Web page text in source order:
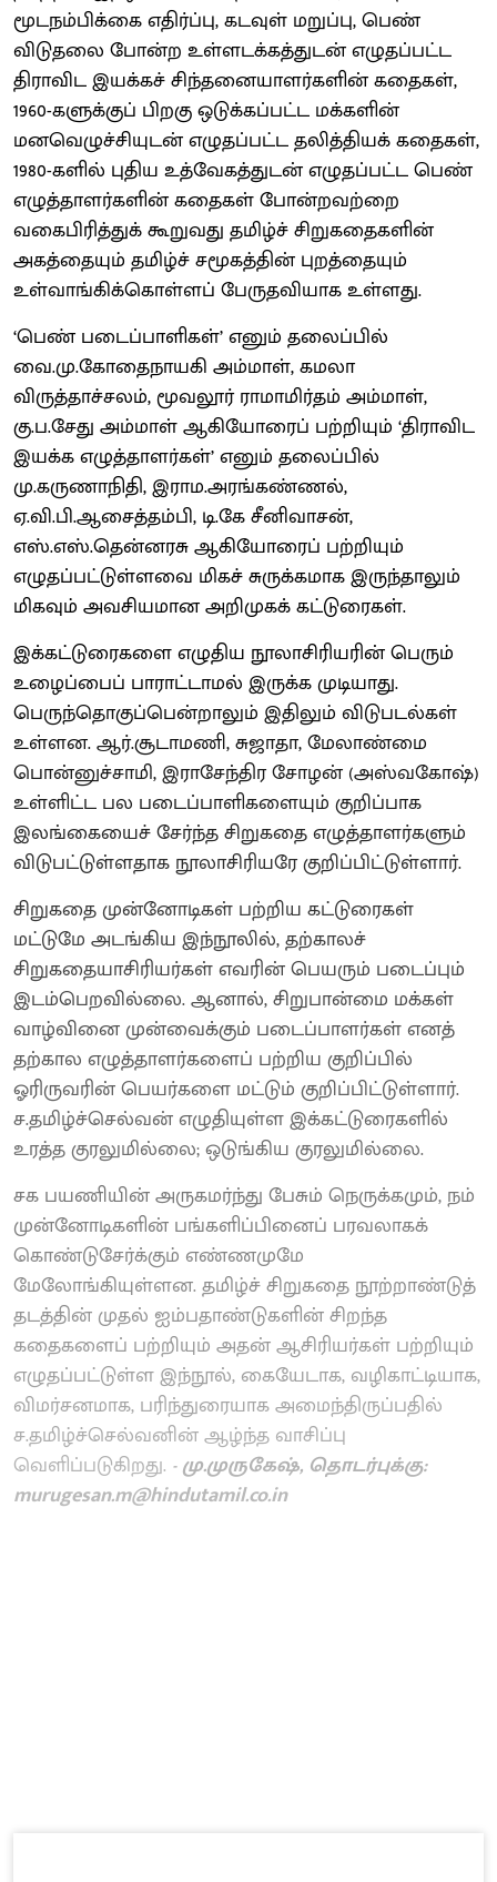
மூடநம்பிக்கை எதிர்ப்பு, கடவுள் மறுப்பு, பெண்
விடுதலை போன்ற உள்ளடக்கத்துடன் எழுதப்பட்ட
திராவிட இயக்கச் சிந்தனையாளர்களின் கதைகள்,
1960-களுக்குப் பிறகு ஒடுக்கப்பட்ட மக்களின்
மனவெழுச்சியுடன் எழுதப்பட்ட தலித்தியக் கதைகள்,
1980-களில் புதிய உத்வேகத்துடன் எழுதப்பட்ட பெண்
எழுத்தாளர்களின் கதைகள் போன்றவற்றை
வகைபிரித்துக் கூறுவது தமிழ்ச் சிறுகதைகளின்
அகத்தையும் தமிழ்ச் சமூகத்தின் புறத்தையும்
உள்வாங்கிக்கொள்ளப் பேருதவியாக உள்ளது.
‘பெண் படைப்பாளிகள்’ எனும் தலைப்பில்
வை.மு.கோதைநாயகி அம்மாள், கமலா
விருத்தாச்சலம், மூவலூர் ராமாமிர்தம் அம்மாள்,
கு.ப.சேது அம்மாள் ஆகியோரைப் பற்றியும் ‘திராவிட
இயக்க எழுத்தாளர்கள்’ எனும் தலைப்பில்
மு.கருணாநிதி, இராம.அரங்கண்ணல்,
ஏ.வி.பி.ஆசைத்தம்பி, டி.கே சீனிவாசன்,
எஸ்.எஸ்.தென்னரசு ஆகியோரைப் பற்றியும்
எழுதப்பட்டுள்ளவை மிகச் சுருக்கமாக இருந்தாலும்
மிகவும் அவசியமான அறிமுகக் கட்டுரைகள்.
இக்கட்டுரைகளை எழுதிய நூலாசிரியரின் பெரும்
உழைப்பைப் பாராட்டாமல் இருக்க முடியாது.
பெருந்தொகுப்பென்றாலும் இதிலும் விடுபடல்கள்
உள்ளன. ஆர்.சூடாமணி, சுஜாதா, மேலாண்மை
பொன்னுச்சாமி, இராசேந்திர சோழன் (அஸ்வகோஷ்)
உள்ளிட்ட பல படைப்பாளிகளையும் குறிப்பாக
இலங்கையைச் சேர்ந்த சிறுகதை எழுத்தாளர்களும்
விடுபட்டுள்ளதாக நூலாசிரியரே குறிப்பிட்டுள்ளார்.
சிறுகதை முன்னோடிகள் பற்றிய கட்டுரைகள்
மட்டுமே அடங்கிய இந்நூலில், தற்காலச்
சிறுகதையாசிரியர்கள் எவரின் பெயரும் படைப்பும்
இடம்பெறவில்லை. ஆனால், சிறுபான்மை மக்கள்
வாழ்வினை முன்வைக்கும் படைப்பாளர்கள் எனத்
தற்கால எழுத்தாளர்களைப் பற்றிய குறிப்பில்
ஓரிருவரின் பெயர்களை மட்டும் குறிப்பிட்டுள்ளார்.
ச.தமிழ்ச்செல்வன் எழுதியுள்ள இக்கட்டுரைகளில்
உரத்த குரலுமில்லை; ஒடுங்கிய குரலுமில்லை.
சக பயணியின் அருகமர்ந்து பேசும் நெருக்கமும், நம்
முன்னோடிகளின் பங்களிப்பினைப் பரவலாகக்
கொண்டுசேர்க்கும் எண்ணமுமே
மேலோங்கியுள்ளன. தமிழ்ச் சிறுகதை நூற்றாண்டுத்
தடத்தின் முதல் ஐம்பதாண்டுகளின் சிறந்த
கதைகளைப் பற்றியும் அதன் ஆசிரியர்கள் பற்றியும்
எழுதப்பட்டுள்ள இந்நூல், கையேடாக, வழிகாட்டியாக,
விமர்சனமாக, பரிந்துரையாக அமைந்திருப்பதில்
ச.தமிழ்ச்செல்வனின் ஆழ்ந்த வாசிப்பு
வெளிப்படுகிறது. - மு.முருகேஷ், தொடர்புக்கு:
murugesan.m@hindutamil.co.in